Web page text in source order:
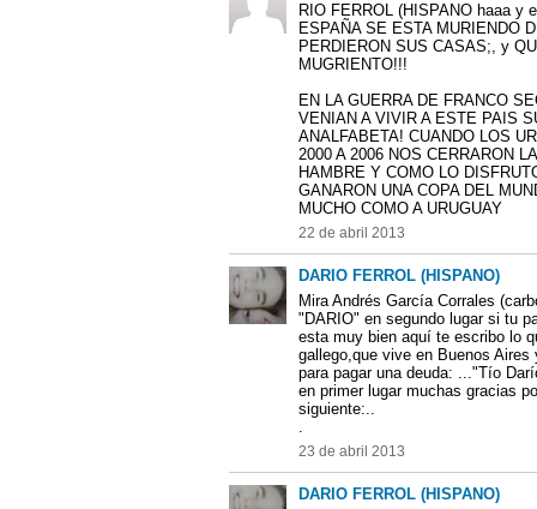
RIO FERROL (HISPANO haaa y
ESPAÑA SE ESTA MURIENDO
PERDIERON SUS CASAS;, y
MUGRIENTO!!!
EN LA GUERRA DE FRANCO
VENIAN A VIVIR A ESTE PAIS
ANALFABETA! CUANDO LOS
2000 A 2006 NOS CERRARON
HAMBRE Y COMO LO
GANARON UNA COPA DEL
MUCHO COMO A URUGUAY
22 de abril 2013
DARIO FERROL (HISPANO)
Mira Andrés García Corrales
"DARIO" en segundo lugar si tu
esta muy bien aquí te escribo lo
gallego,que vive en Buenos
para pagar una deuda: ..."Tío
en primer lugar muchas gracias
siguiente:..
.
23 de abril 2013
DARIO FERROL (HISPANO)